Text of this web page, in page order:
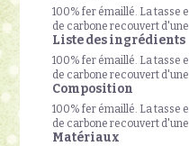
100% fer émaillé. La tasse
de carbone recouvert
Liste des ingrédients
100% fer émaillé. La tasse
de carbone recouvert
Composition
100% fer émaillé. La tasse
de carbone recouvert
Matériaux